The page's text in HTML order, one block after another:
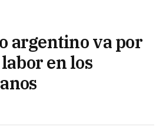
argentino va por
en los